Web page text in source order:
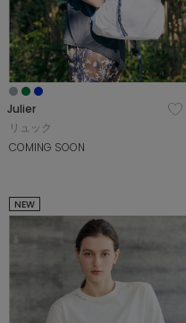
NEWS
JOURNAL
よくある質問
お問い合わせ
Julier
リュック
COMING SOON
NEW